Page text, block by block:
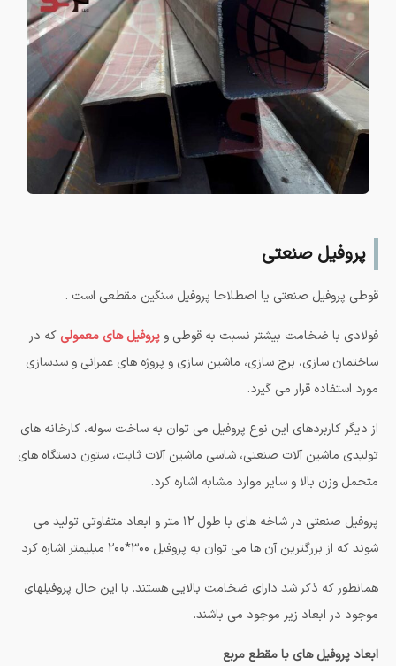
پروفیل صنعتی
قوطی پروفیل صنعتی یا اصطلاحا پروفیل سنگین مقطعی است .
فولادی با ضخامت بیشتر نسبت به قوطی و پروفیل های معمولی که در
ساختمان سازی، برج سازی، ماشین سازی و پروژه های عمرانی و سدسازی
مورد استفاده قرار می گیرد.
از دیگر کاربردهای این نوع پروفیل می توان به ساخت سوله، کارخانه های
تولیدی ماشین آلات صنعتی، شاسی ماشین آلات ثابت، ستون دستگاه های
متحمل وزن بالا و سایر موارد مشابه اشاره کرد.
پروفیل صنعتی در شاخه های با طول ۱۲ متر و ابعاد متفاوتی تولید می
شوند که از بزرگترین آن ها می توان به پروفیل ۳۰۰*۲۰۰ میلیمتر اشاره کرد
همانطور که ذکر شد دارای ضخامت بالایی هستند. با این حال پروفیلهای
موجود در ابعاد زیر موجود می باشند.
ابعاد پروفیل های با مقطع مربع